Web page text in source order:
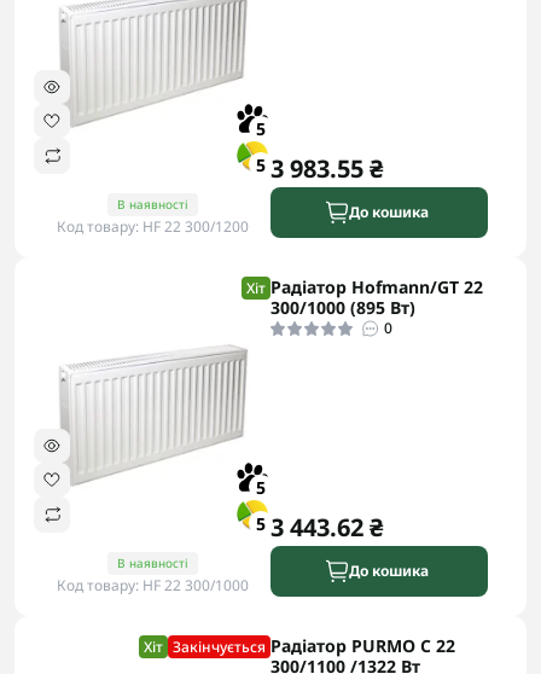
5
5
В наявності
Код товару: HF 22 300/1200
3 983.55 ₴
До кошика
Хіт
5
5
В наявності
Код товару: HF 22 300/1000
Радіатор Hofmann/GT 22
300/1000 (895 Вт)
0
3 443.62 ₴
До кошика
Хіт Закінчується Радіатор PURMO C 22
300/1100 /1322 Вт